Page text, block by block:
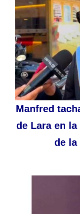
Manfred
de Lara en
de la